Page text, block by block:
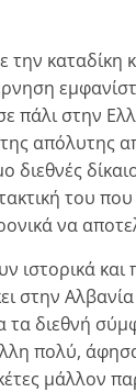
καταδίκη
πάλι στην
απόλυτης
του
να
και
στην
διεθνή
πολύ,
μάλλον